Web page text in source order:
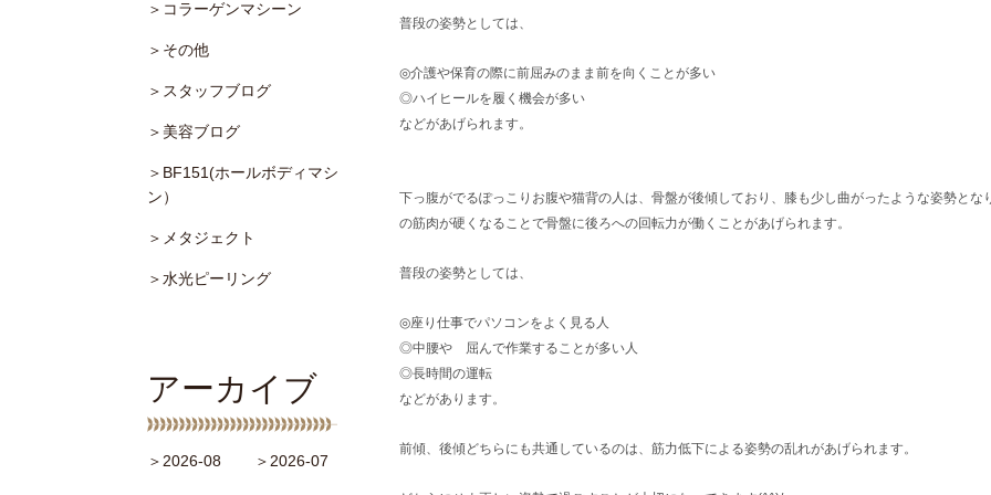
普段の姿勢としては、
◎介護や保育の際に前屈みのまま前を向くことが多い
◎ハイヒールを履く機会が多い
などがあげられます。
下っ腹がでるぽっこりお腹や猫背の人は、骨盤が後傾しており、膝も少し曲がったような姿勢と
の筋肉が硬くなることで骨盤に後ろへの回転力が働くことがあげられます。
普段の姿勢としては、
◎座り仕事でパソコンをよく見る人
◎中腰や 屈んで作業することが多い人
◎長時間の運転
などがあります。
前傾、後傾どちらにも共通しているのは、筋力低下による姿勢の乱れがあげられます。
＞コラーゲンマシーン
＞その他
＞スタッフブログ
＞美容ブログ
＞BF151(ホールボディマシ
ン）
＞メタジェクト
＞水光ピーリング
アーカイブ
＞2026-08 ＞2026-07